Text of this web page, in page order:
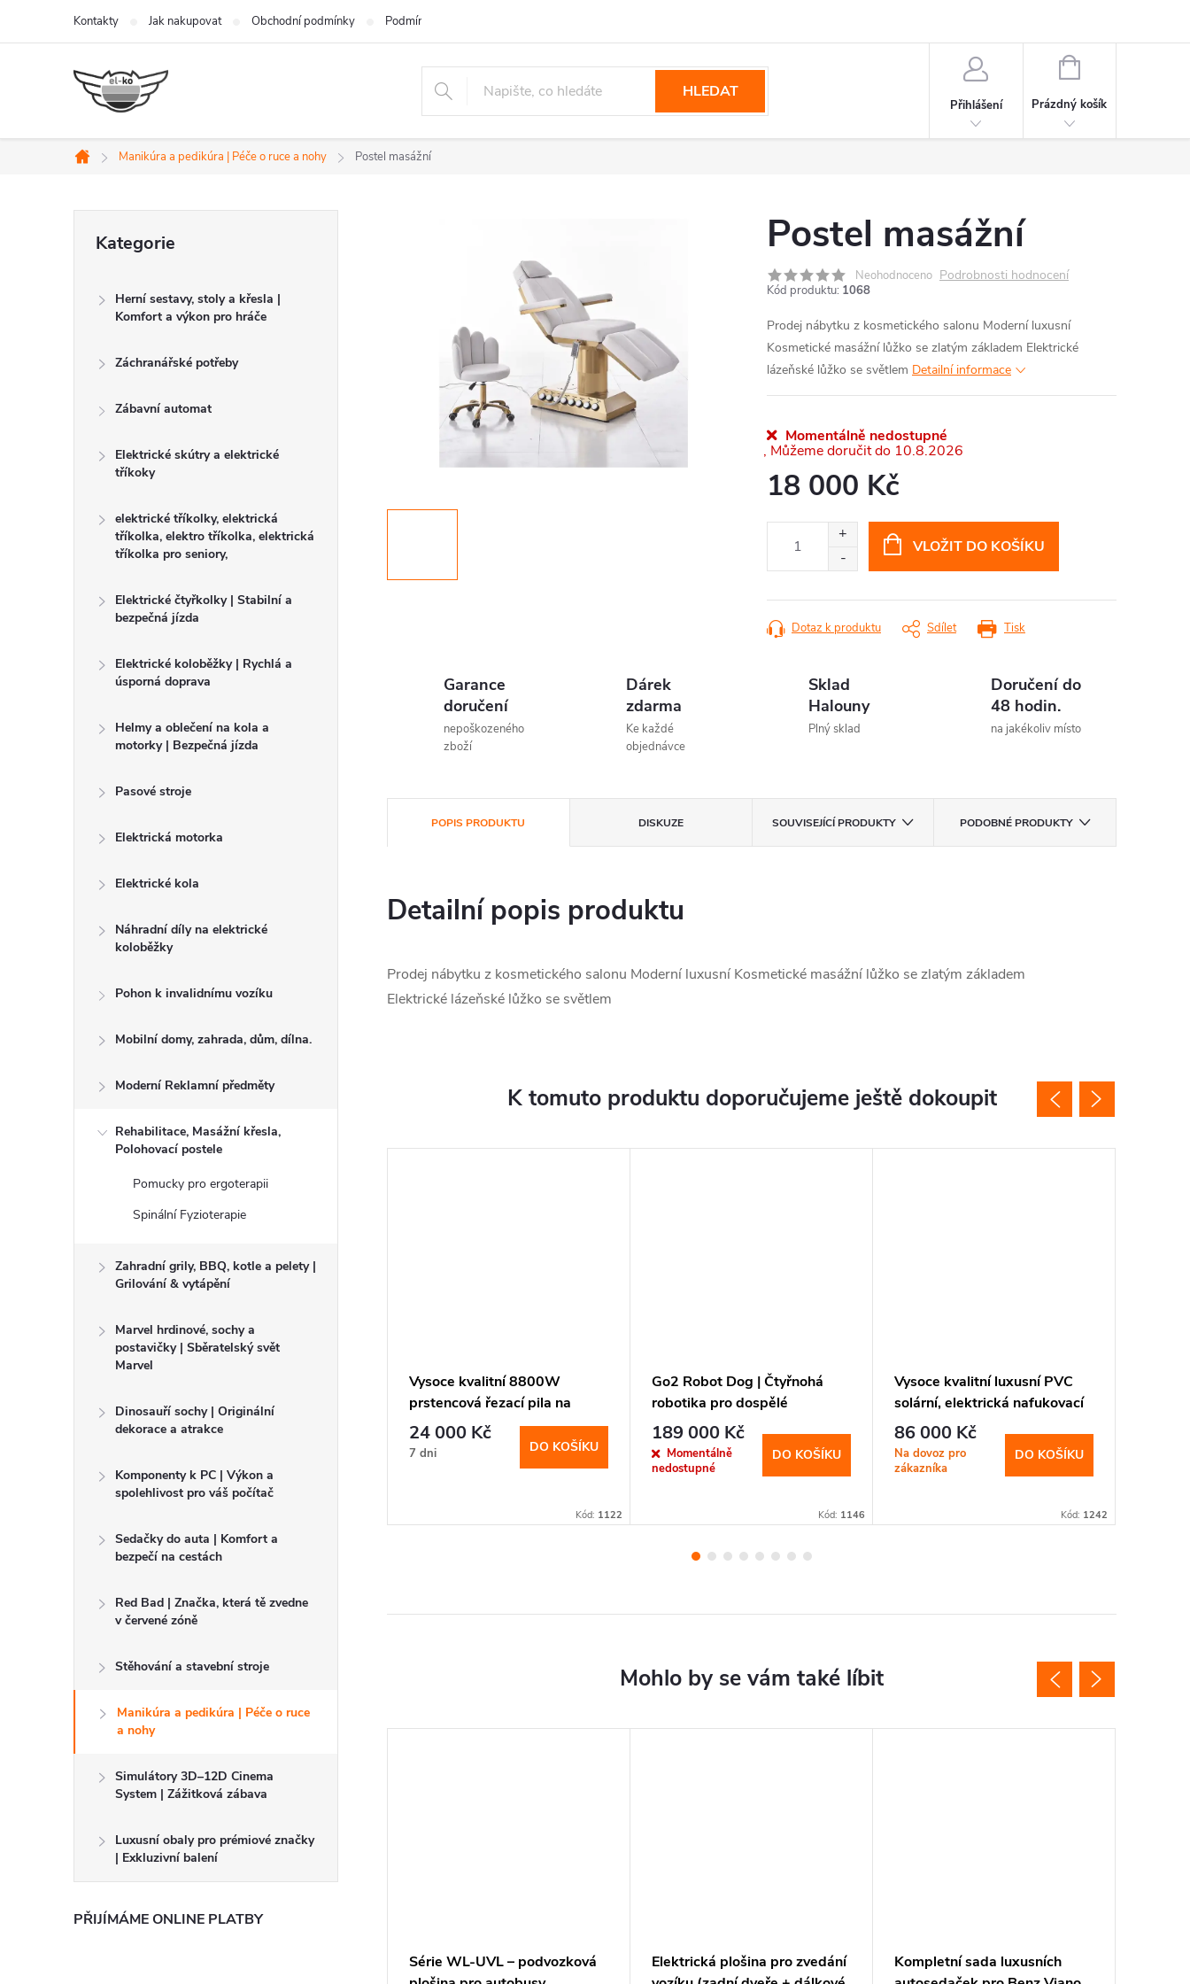
Kontakty Jak nakupovat Obchodní podmínky Podmínky ochrany osobních údajů
HLEDAT
Přihlášení
NÁKUPNÍ
Prázdný košík
Domů
Manikúra a pedikúra | Péče o ruce a nohy Postel masážní
kategorie
Kategorie
Herní sestavy, stoly a křesla |
Komfort a výkon pro hráče
Záchranářské potřeby
Zábavní automat
Elektrické skútry a elektrické
tříkoky
elektrické tříkolky, elektrická
tříkolka, elektro tříkolka, elektrická
tříkolka pro seniory,
Elektrické čtyřkolky | Stabilní a
bezpečná jízda
Elektrické koloběžky | Rychlá a
úsporná doprava
Helmy a oblečení na kola a
motorky | Bezpečná jízda
Pasové stroje
Elektrická motorka
Elektrické kola
Náhradní díly na elektrické
koloběžky
Pohon k invalidnímu vozíku
Mobilní domy, zahrada, dům, dílna.
Moderní Reklamní předměty
Rehabilitace, Masážní křesla,
Polohovací postele
Pomucky pro ergoterapii
Spinální Fyzioterapie
Zahradní grily, BBQ, kotle a pelety |
Grilování & vytápění
Marvel hrdinové, sochy a
postavičky | Sběratelský svět
Marvel
Dinosauří sochy | Originální
dekorace a atrakce
Komponenty k PC | Výkon a
spolehlivost pro váš počítač
Sedačky do auta | Komfort a
bezpečí na cestách
Red Bad | Značka, která tě zvedne
v červené zóně
Stěhování a stavební stroje
Manikúra a pedikúra | Péče o ruce
a nohy
Simulátory 3D–12D Cinema
System | Zážitková zábava
Luxusní obaly pro prémiové značky
| Exkluzivní balení
PŘIJÍMÁME ONLINE PLATBY
Postel masážní
Neohodnoceno Podrobnosti hodnocení
Kód produktu: 1068
Prodej nábytku z kosmetického salonu Moderní luxusní
Kosmetické masážní lůžko se zlatým základem Elektrické
lázeňské lůžko se světlem Detailní informace
Momentálně nedostupné
10.8.2026
18 000 Kč
VLOŽIT DO KOŠÍKU
Tisk
Dotaz k produktu Sdílet
Garance
doručení
nepoškozeného
zboží
Dárek
zdarma
Ke každé
objednávce
Sklad
Halouny
Plný sklad
Doručení do
48 hodin.
na jakékoliv místo
POPIS PRODUKTU DISKUZE SOUVISEJÍCÍ PRODUKTY PODOBNÉ PRODUKTY
Detailní popis produktu
Prodej nábytku z kosmetického salonu Moderní luxusní Kosmetické masážní lůžko se zlatým základem
Elektrické lázeňské lůžko se světlem
K tomuto produktu doporučujeme ještě dokoupit
kolo, atrakce
36 000 Kč
zákazníka
Vysoce kvalitní 8800W
prstencová řezací pila na
beton. Nový ruční řezací stroj
na beton.
24 000 Kč
7 dni DO KOŠÍKU
Kód: 1122
Go2 Robot Dog | Čtyřnohá
robotika pro dospělé
ztělesněná umělá inteligence
189 000 Kč
Momentálně
nedostupné
DO KOŠÍKU
Kód: 1146
Vysoce kvalitní luxusní PVC
solární, elektrická nafukovací
jachta House Boat
86 000 Kč
Na dovoz pro
zákazníka
DO KOŠÍKU
Kód: 1242
Série WL-UVL – podvozková
Elektrická plošina pro zvedání
Kompletní sada luxusních